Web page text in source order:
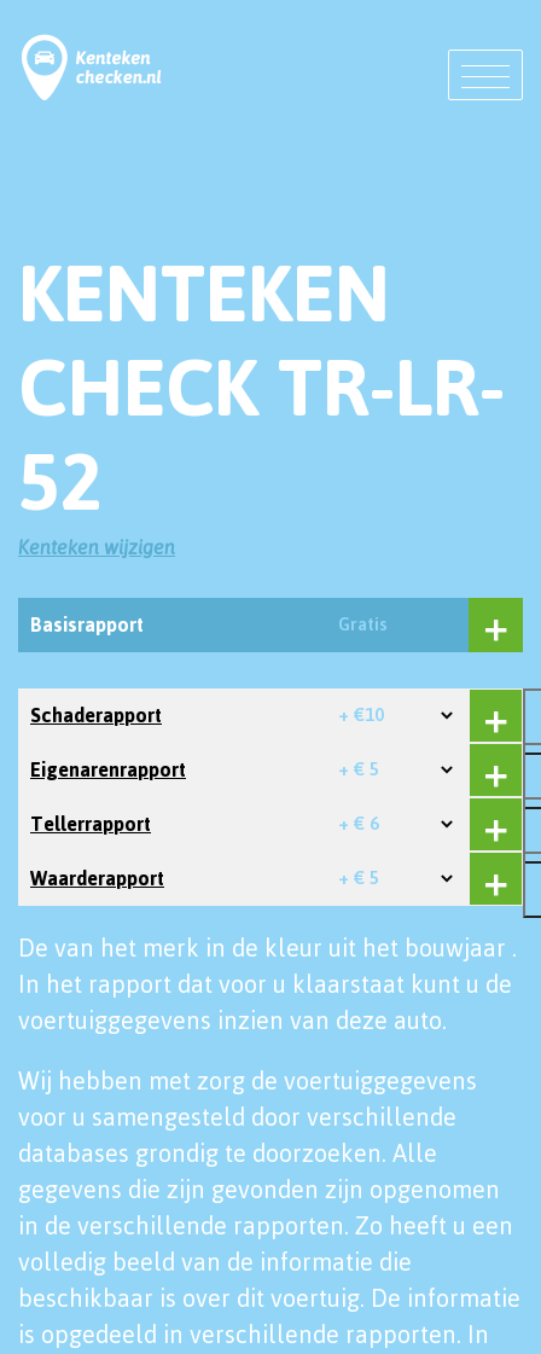
KENTEKEN
CHECK TR-LR-
52
Kenteken wijzigen
Basisrapport Gratis
Schaderapport + €10
Eigenarenrapport + € 5
Tellerrapport + € 6
Waarderapport + € 5
De van het merk in de kleur uit het bouwjaar .
In het rapport dat voor u klaarstaat kunt u de
voertuiggegevens inzien van deze auto.
Wij hebben met zorg de voertuiggegevens
voor u samengesteld door verschillende
databases grondig te doorzoeken. Alle
gegevens die zijn gevonden zijn opgenomen
in de verschillende rapporten. Zo heeft u een
volledig beeld van de informatie die
beschikbaar is over dit voertuig. De informatie
is opgedeeld in verschillende rapporten. In